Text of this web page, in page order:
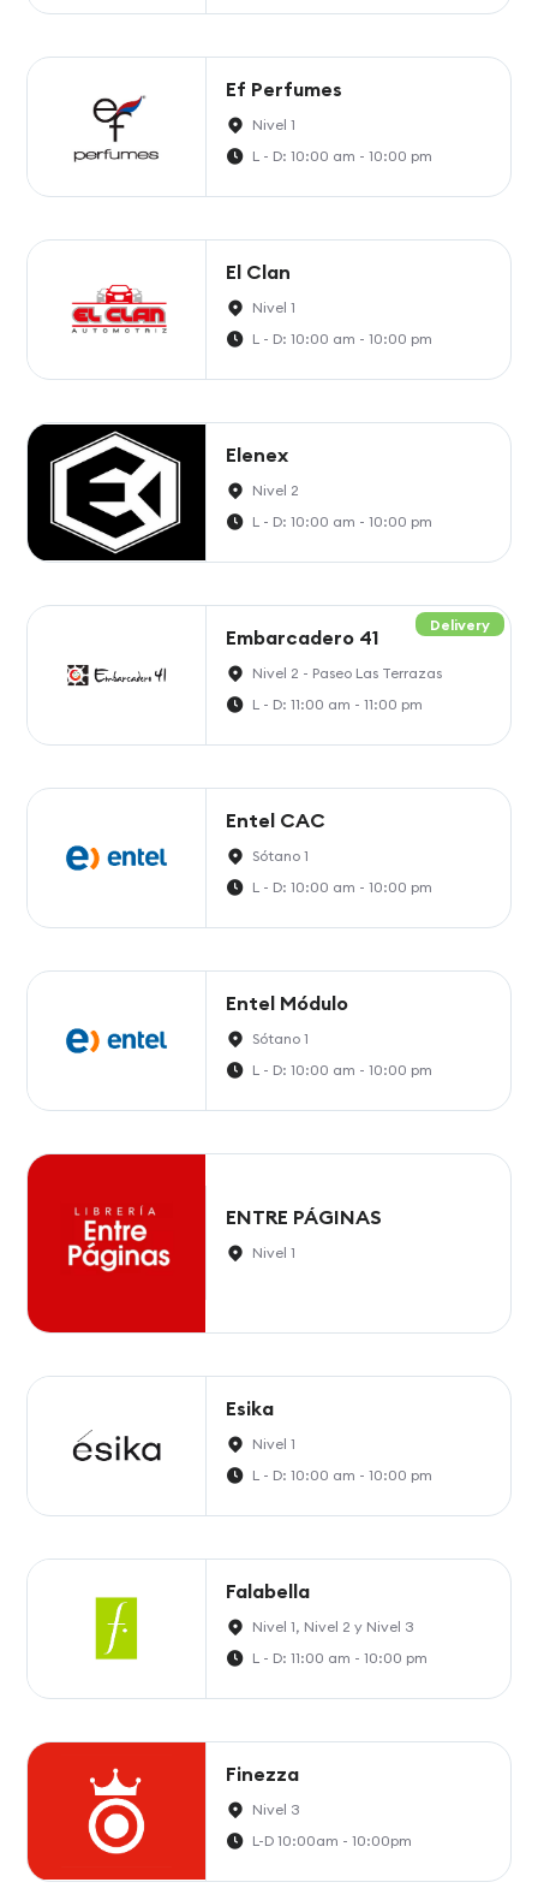
Ef Perfumes
Nivel 1
L - D: 10:00 am - 10:00 pm
El Clan
Nivel 1
L - D: 10:00 am - 10:00 pm
Elenex
Nivel 2
L - D: 10:00 am - 10:00 pm
Delivery
Embarcadero 41
Nivel 2 - Paseo Las Terrazas
L - D: 11:00 am - 11:00 pm
Entel CAC
Sótano 1
L - D: 10:00 am - 10:00 pm
Entel Módulo
Sótano 1
L - D: 10:00 am - 10:00 pm
ENTRE PÁGINAS
Nivel 1
Esika
Nivel 1
L - D: 10:00 am - 10:00 pm
Falabella
Nivel 1, Nivel 2 y Nivel 3
L - D: 11:00 am - 10:00 pm
Finezza
Nivel 3
L-D 10:00am - 10:00pm